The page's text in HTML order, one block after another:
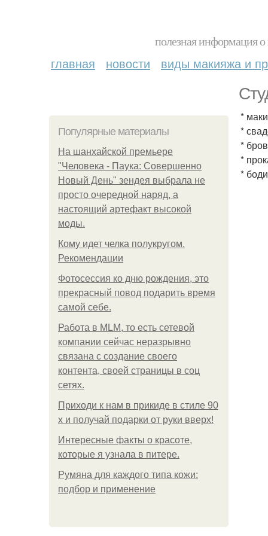
полезная информация
главная новости виды макияжа и
Популярные материалы
На шанхайской премьере
"Человека - Паука: Совершенно
Новый День" зендея выбрала не
просто очередной наряд, а
настоящий артефакт высокой
моды.
Кому идет челка полукругом.
Рекомендации
Фотосессия ко дню рождения, это
прекрасный повод подарить время
самой себе.
Работа в MLM, то есть сетевой
компании сейчас неразрывно
связана с создание своего
контента, своей страницы в соц
сетях.
Приходи к нам в прикиде в стиле 90
х и получай подарки от руки вверх!
Интересные факты о красоте,
которые я узнала в питере.
Румяна для каждого типа кожи:
подбор и применение
*
*
*
*
*